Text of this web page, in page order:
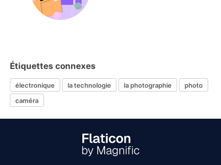
Étiquettes connexes
électronique la technologie la photographie
photo
caméra